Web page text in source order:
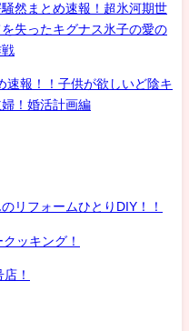
然まとめ速報！超氷河期世
失ったキグナス氷子の愛の
速報！！子供が欲しいど陰キ
！婚活計画編
リフォームひとりDIY！！
ッキング！
！